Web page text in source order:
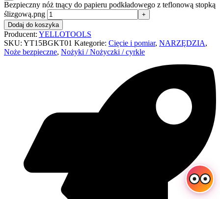
Bezpieczny nóż tnący do papieru podkładowego z teflonową stopką
ślizgową.png
Dodaj do koszyka
Producent: YELLOTOOLS
SKU: YT15BGKT01 Kategorie: Cięcie i pomiar, NARZĘDZIA,
Noże bezpieczne, Nożyki / Nożyczki / cyrkle